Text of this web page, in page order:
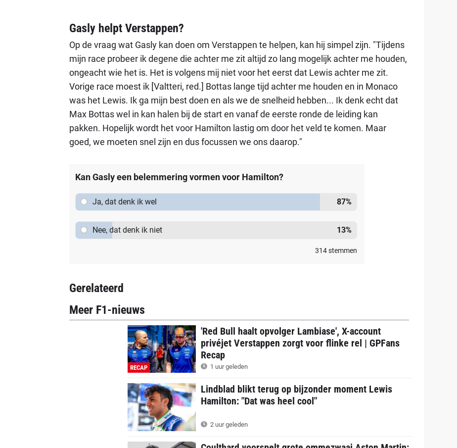
Gasly helpt Verstappen?
Op de vraag wat Gasly kan doen om Verstappen te helpen, kan hij simpel zijn. "Tijdens
mijn race probeer ik degene die achter me zit altijd zo lang mogelijk achter me houden,
ongeacht wie het is. Het is volgens mij niet voor het eerst dat Lewis achter me zit.
Vorige race moest ik [Valtteri, red.] Bottas lange tijd achter me houden en in Monaco
was het Lewis. Ik ga mijn best doen en als we de snelheid hebben... Ik denk echt dat
Max Bottas wel in kan halen bij de start en vanaf de eerste ronde de leiding kan
pakken. Hopelijk wordt het voor Hamilton lastig om door het veld te komen. Maar
goed, we moeten snel zijn en dus focussen we ons daarop."
Kan Gasly een belemmering vormen voor Hamilton?
Ja, dat denk ik wel 87%
Nee, dat denk ik niet 13%
314stemmen
Gerelateerd
Meer F1-nieuws
RECAP
'Red Bull haalt opvolger Lambiase', X-account
privéjet Verstappen zorgt voor flinke rel | GPFans
Recap
1 uur geleden
Lindblad blikt terug op bijzonder moment Lewis
Hamilton: "Dat was heel cool"
2 uur geleden